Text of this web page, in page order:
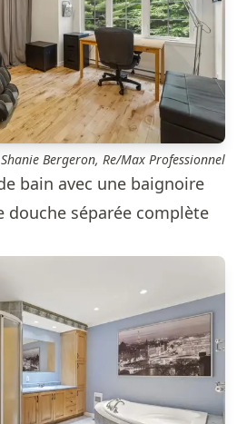
Shanie Bergeron, Re/Max Professionnel
bain avec une baignoire
douche séparée complète